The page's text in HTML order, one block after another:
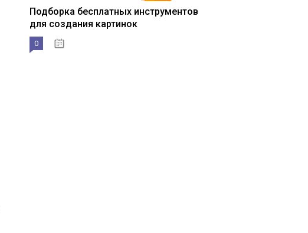
Подборка бесплатных инструментов
для создания картинок
0